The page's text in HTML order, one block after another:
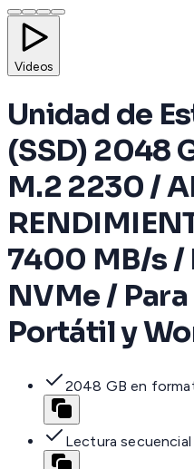
Videos
Unidad de
(SSD) 2048
M.2 2230 /
7400 MB/s /
NVMe /
Portátil y
2048 GB en
Lectura